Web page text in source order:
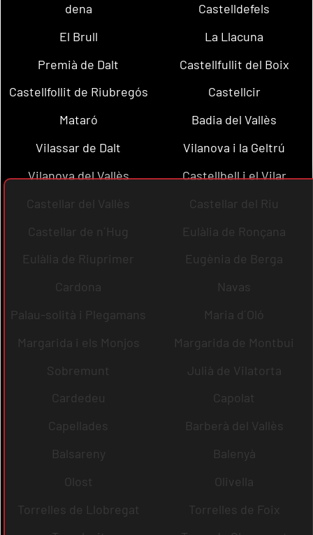
dena
Castelldefels
El Brull
La Llacuna
Premià de Dalt
Castellfullit del Boix
Castellfollit de Riubregós
Castellcir
Mataró
Badia del Vallès
Vilassar de Dalt
Vilanova i la Geltrú
Vilanova del Vallès
Castellbell i el Vilar
Castellar del Vallès
Castellar del Riu
Castellar de n´Hug
Eulàlia de Ronçana
Eulàlia de Riuprimer
Eugènia de Berga
Cardona
Navas
Palau-solità i Plegamans
Maria d´Oló
Margarida i els Monjos
Margarida de Montbui
Sobremunt
Julià de Vilatorta
Cardedeu
Capolat
Capellades
Barberà del Vallès
Balsareny
Balenyà
Olost
Olivella
Torrelles de Llobregat
Torrelles de Foix